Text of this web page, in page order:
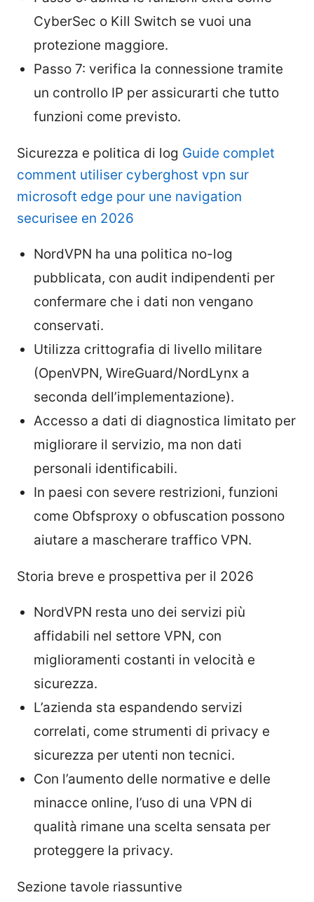
CyberSec o Kill Switch se vuoi una
protezione maggiore.
Passo 7: verifica la connessione tramite
un controllo IP per assicurarti che tutto
funzioni come previsto.
Sicurezza e politica di log Guide complet
comment utiliser cyberghost vpn sur
microsoft edge pour une navigation
securisee en 2026
NordVPN ha una politica no-log
pubblicata, con audit indipendenti per
confermare che i dati non vengano
conservati.
Utilizza crittografia di livello militare
(OpenVPN, WireGuard/NordLynx a
seconda dell’implementazione).
Accesso a dati di diagnostica limitato per
migliorare il servizio, ma non dati
personali identificabili.
In paesi con severe restrizioni, funzioni
come Obfsproxy o obfuscation possono
aiutare a mascherare traffico VPN.
Storia breve e prospettiva per il 2026
NordVPN resta uno dei servizi più
affidabili nel settore VPN, con
miglioramenti costanti in velocità e
sicurezza.
L’azienda sta espandendo servizi
correlati, come strumenti di privacy e
sicurezza per utenti non tecnici.
Con l’aumento delle normative e delle
minacce online, l’uso di una VPN di
qualità rimane una scelta sensata per
proteggere la privacy.
Sezione tavole riassuntive